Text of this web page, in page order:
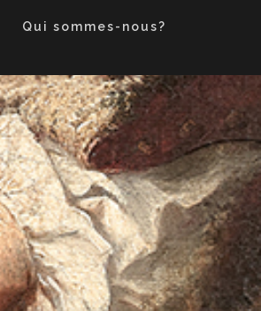
Qui sommes-nous?